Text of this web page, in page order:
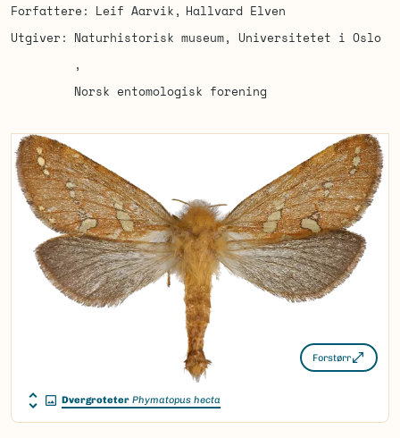
Forfattere Leif Aarvik
Hallvard Elven
Utgiver
Naturhistorisk museum, Universitetet i Oslo
Norsk entomologisk forening
Forstørr
Dvergroteter Phymatopus hecta